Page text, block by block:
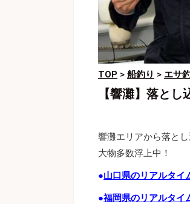
TOP > 船釣り > エサ
【響灘】落と
響灘エリアから落と
大物多数浮上中！
●山口県のリアルタイ
●福岡県のリアルタイ